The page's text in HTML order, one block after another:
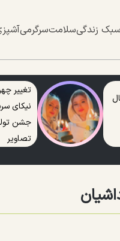
سبک زندگیسلامتسرگرمی
تغییر
نیکای
تصاویر